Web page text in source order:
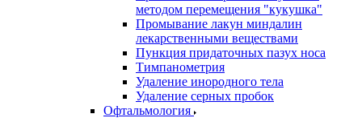
методом перемещения "кукушка"
Промывание лакун миндалин
лекарственными веществами
Пункция придаточных пазух носа
Тимпанометрия
Удаление инородного тела
Удаление серных пробок
Офтальмология